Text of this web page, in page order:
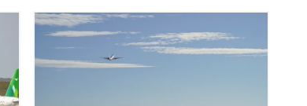
har planer om å feriere i utlandet. Til tross
for ferieplaner har tre av fire nordmenn
ennå ikke bestilt årets sommerferie. Den
internasjonale trenden med å feriere